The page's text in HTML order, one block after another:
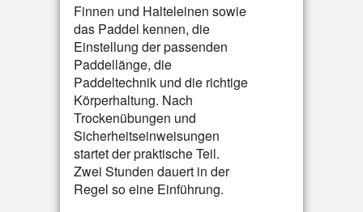
Finnen und Halteleinen sowie
das Paddel kennen, die
Einstellung der passenden
Paddellänge, die
Paddeltechnik und die richtige
Körperhaltung. Nach
Trockenübungen und
Sicherheitseinweisungen
startet der praktische Teil.
Zwei Stunden dauert in der
Regel so eine Einführung.